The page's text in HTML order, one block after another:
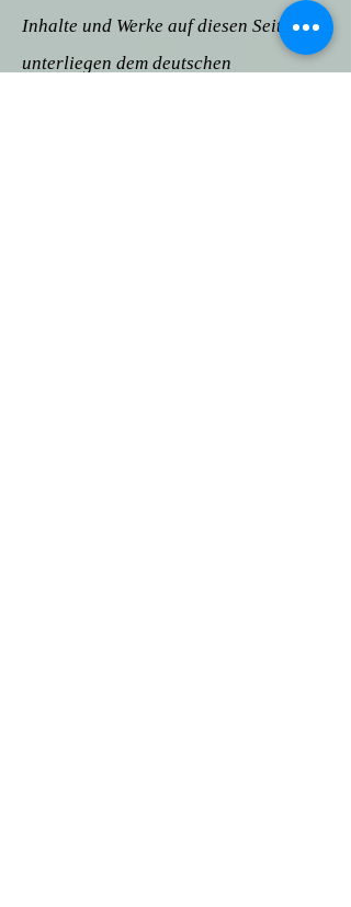
Inhalte und Werke auf diesen Seiten
unterliegen dem deutschen